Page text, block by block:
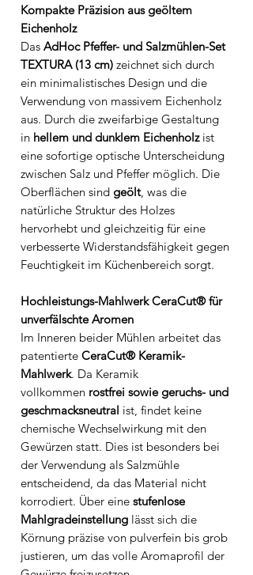
Kompakte Präzision aus geöltem
Eichenholz
Das AdHoc Pfeffer- und Salzmühlen-Set
TEXTURA (13 cm) zeichnet sich durch
ein minimalistisches Design und die
Verwendung von massivem Eichenholz
aus. Durch die zweifarbige Gestaltung
in hellem und dunklem Eichenholzist
eine sofortige optische Unterscheidung
zwischen Salz und Pfeffer möglich. Die
Oberflächen sind geölt, was die
natürliche Struktur des Holzes
hervorhebt und gleichzeitig für eine
verbesserte Widerstandsfähigkeit gegen
Feuchtigkeit im Küchenbereich sorgt.
Hochleistungs-Mahlwerk CeraCut® für
unverfälschte Aromen
Im Inneren beider Mühlen arbeitet das
patentierte CeraCut® Keramik-
Mahlwerk. Da Keramik
vollkommen rostfrei sowie geruchs- und
geschmacksneutral ist, findet keine
chemische Wechselwirkung mit den
Gewürzen statt. Dies ist besonders bei
der Verwendung als Salzmühle
entscheidend, da das Material nicht
korrodiert. Über eine stufenlose
Mahlgradeinstellung lässt sich die
Körnung präzise von pulverfein bis grob
justieren, um das volle Aromaprofil der